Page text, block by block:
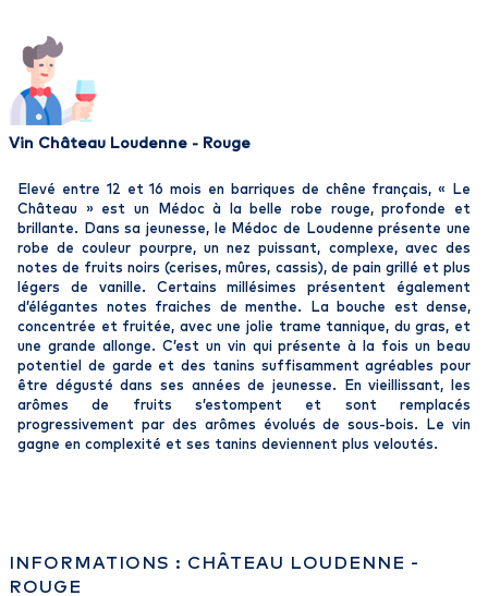
Vin Château Loudenne - Rouge
Elevé entre 12 et 16 mois en barriques de chêne français, « Le
Château » est un Médoc à la belle robe rouge, profonde et
brillante. Dans sa jeunesse, le Médoc de Loudenne présente une
robe de couleur pourpre, un nez puissant, complexe, avec des
notes de fruits noirs (cerises, mûres, cassis), de pain grillé et plus
légers de vanille. Certains millésimes présentent également
d’élégantes notes fraiches de menthe. La bouche est dense,
concentrée et fruitée, avec une jolie trame tannique, du gras, et
une grande allonge. C’est un vin qui présente à la fois un beau
potentiel de garde et des tanins suffisamment agréables pour
être dégusté dans ses années de jeunesse. En vieillissant, les
arômes de fruits s’estompent et sont remplacés
progressivement par des arômes évolués de sous-bois. Le vin
gagne en complexité et ses tanins deviennent plus veloutés.
INFORMATIONS : CHÂTEAU LOUDENNE -
ROUGE